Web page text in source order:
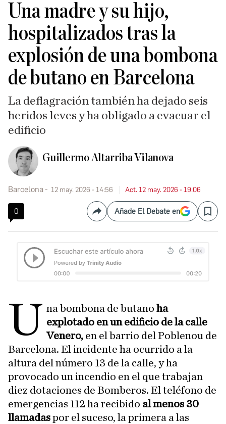
Una madre y su hijo,
hospitalizados tras la
explosión de una bombona
de butano en Barcelona
La deflagración también ha dejado seis
heridos leves y ha obligado a evacuar el
edificio
Guillermo Altarriba Vilanova
Barcelona 12 may. 2026 - 14:56 Act. 12 may. 2026 - 19:06
0 CompartirAñade El Debate en Save
U na bombona de butanoha
explotado en un edificio de la calle
Venero, en el barrio del Poblenou de
Barcelona. El incidente ha ocurrido a la
altura del número 13 de la calle, y ha
provocado un incendio en el que trabajan
diez dotaciones de Bomberos. El teléfono de
emergencias 112 ha recibido al menos 30
llamadaspor el suceso, la primera a las